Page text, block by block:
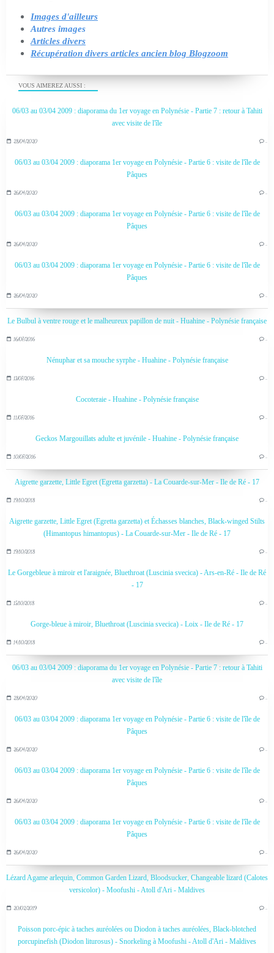
VOUS AIMEREZ AUSSI :
06/03 au 03/04 2009 : diaporama du 1er voyage en Polynésie - Partie 7 : retour à Tahiti
avec visite de l'île
28/04/2020 …
06/03 au 03/04 2009 : diaporama 1er voyage en Polynésie - Partie 6 : visite de l'île de
Pâques
26/04/2020 …
06/03 au 03/04 2009 : diaporama 1er voyage en Polynésie - Partie 6 : visite de l'île de
Pâques
26/04/2020 …
06/03 au 03/04 2009 : diaporama 1er voyage en Polynésie - Partie 6 : visite de l'île de
Pâques
26/04/2020 …
Le Bulbul à ventre rouge et le malheureux papillon de nuit - Huahine - Polynésie française
16/07/2016 …
Nénuphar et sa mouche syrphe - Huahine - Polynésie française
13/07/2016 …
Cocoteraie - Huahine - Polynésie française
11/07/2016 …
Geckos Margouillats adulte et juvénile - Huahine - Polynésie française
10/07/2016 …
Aigrette garzette, Little Egret (Egretta garzetta) - La Couarde-sur-Mer - Ile de Ré - 17
19/10/2018 …
Aigrette garzette, Little Egret (Egretta garzetta) et Échasses blanches, Black-winged Stilts
(Himantopus himantopus) - La Couarde-sur-Mer - Ile de Ré - 17
19/10/2018 …
Le Gorgebleue à miroir et l'araignée, Bluethroat (Luscinia svecica) - Ars-en-Ré - Ile de Ré
- 17
15/10/2018 …
Gorge-bleue à miroir, Bluethroat (Luscinia svecica) - Loix - Ile de Ré - 17
14/10/2018 …
06/03 au 03/04 2009 : diaporama du 1er voyage en Polynésie - Partie 7 : retour à Tahiti
avec visite de l'île
28/04/2020 …
06/03 au 03/04 2009 : diaporama 1er voyage en Polynésie - Partie 6 : visite de l'île de
Pâques
26/04/2020 …
06/03 au 03/04 2009 : diaporama 1er voyage en Polynésie - Partie 6 : visite de l'île de
Pâques
26/04/2020 …
06/03 au 03/04 2009 : diaporama 1er voyage en Polynésie - Partie 6 : visite de l'île de
Pâques
26/04/2020 …
Lézard Agame arlequin, Common Garden Lizard, Bloodsucker, Changeable lizard (Calotes
versicolor) - Moofushi - Atoll d'Ari - Maldives
20/02/2019 …
Poisson porc-épic à taches auréolées ou Diodon à taches auréolées, Black-blotched
porcupinefish (Diodon liturosus) - Snorkeling à Moofushi - Atoll d'Ari - Maldives
Images d'ailleurs
Autres images
Articles divers
Récupération divers articles ancien blog Blogzoom